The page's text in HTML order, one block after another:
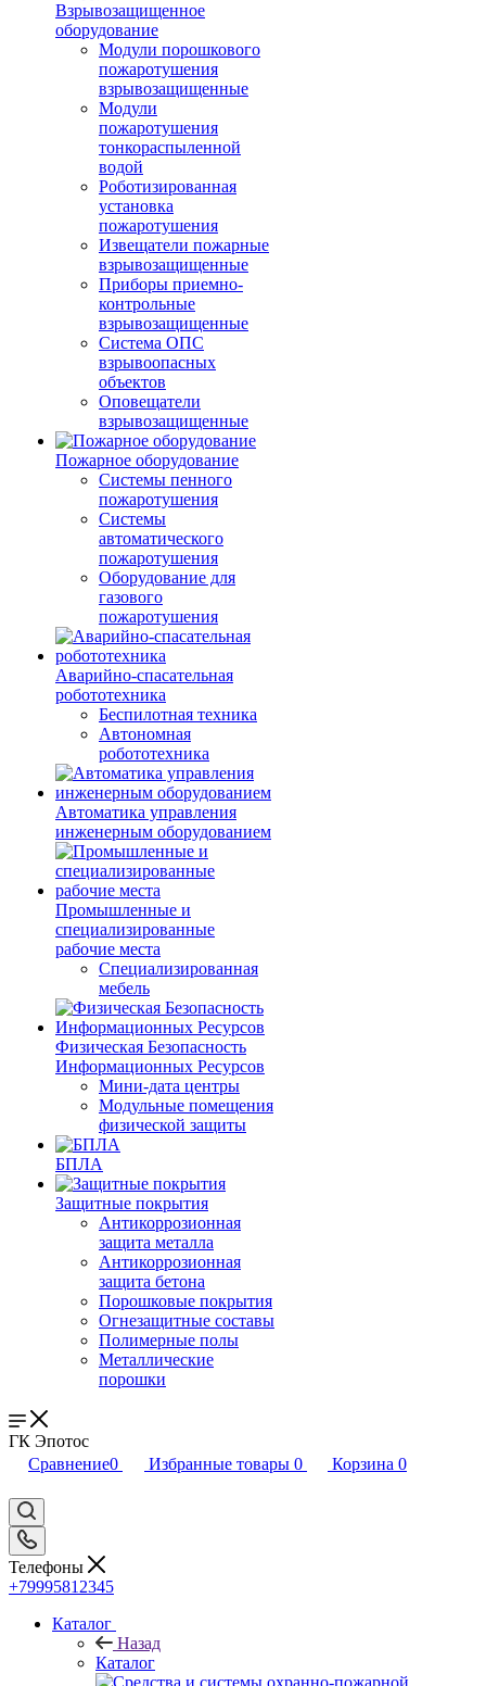
Взрывозащищенное
оборудование
Модули порошкового
пожаротушения
взрывозащищенные
Модули
пожаротушения
тонкораспыленной
водой
Роботизированная
установка
пожаротушения
Извещатели пожарные
взрывозащищенные
Приборы приемно-
контрольные
взрывозащищенные
Система ОПС
взрывоопасных
объектов
Оповещатели
взрывозащищенные
Пожарное оборудование
Системы пенного
пожаротушения
Системы
автоматического
пожаротушения
Оборудование для
газового
пожаротушения
Аварийно-спасательная
робототехника
Беспилотная техника
Автономная
робототехника
Автоматика управления
инженерным оборудованием
Промышленные и
специализированные
рабочие места
Специализированная
мебель
Физическая Безопасность
Информационных Ресурсов
Мини-дата центры
Модульные помещения
физической защиты
БПЛА
Защитные покрытия
Антикоррозионная
защита металла
Антикоррозионная
защита бетона
Порошковые покрытия
Огнезащитные составы
Полимерные полы
Металлические
порошки
ГК Эпотос
Сравнение0 Избранные товары 0 Корзина 0
Телефоны
+79995812345
Каталог
Назад
Каталог